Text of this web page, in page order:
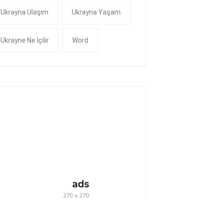
Ukrayna Ulaşım Ukrayna Yaşam
Ukrayne Ne Içilir Word